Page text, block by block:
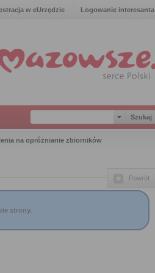
w eUrzędzie Logowanie interesanta
na opróżnianie zbiorników
Powrót
strony.